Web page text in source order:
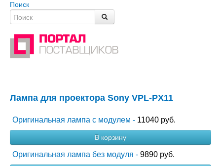
Поиск
Лампа для проектора Sony VPL-PX11
Оригинальная лампа с модулем - 11040 руб.
В корзину
Оригинальная лампа без модуля - 9890 руб.